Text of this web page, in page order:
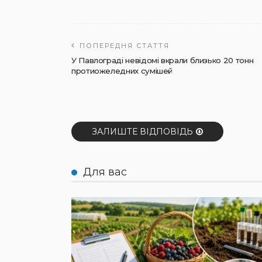
ПОПЕРЕДНЯ СТАТТЯ
У Павлограді невідомі вкрали близько 20 тонн
протиожеледних сумішей
ЗАЛИШТЕ ВІДПОВІДЬ
Для вас